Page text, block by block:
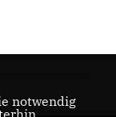
notwendig